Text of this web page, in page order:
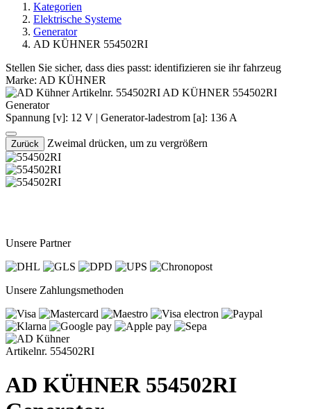
Kategorien
Elektrische Systeme
Generator
AD KÜHNER 554502RI
Stellen Sie sicher, dass dies passt: identifizieren sie ihr fahrzeug
Marke: AD KÜHNER
Artikelnr. 554502RI AD KÜHNER 554502RI
Generator
Spannung [v]: 12 V | Generator-ladestrom [a]: 136 A
Zurück Zweimal drücken, um zu vergrößern
Unsere Partner
Unsere Zahlungsmethoden
Artikelnr. 554502RI
AD KÜHNER 554502RI